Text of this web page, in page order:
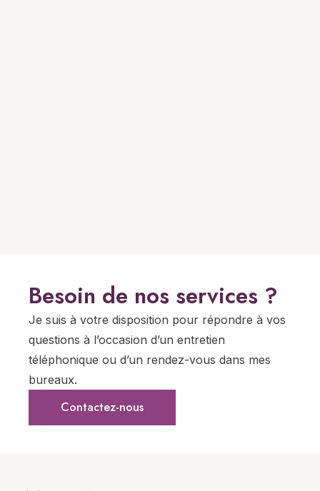
Besoin de nos services ?
Je suis à votre disposition pour répondre à vos
questions à l’occasion d’un entretien
téléphonique ou d’un rendez-vous dans mes
bureaux.
Contactez-nous